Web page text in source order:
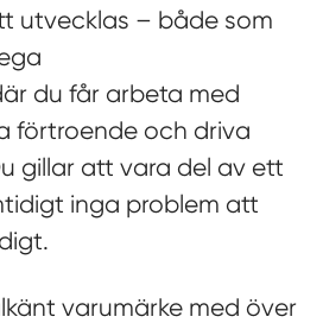
utvecklas – både som
du får arbeta med
förtroende och driva
gillar att vara del av ett
inga problem att
varumärke med över